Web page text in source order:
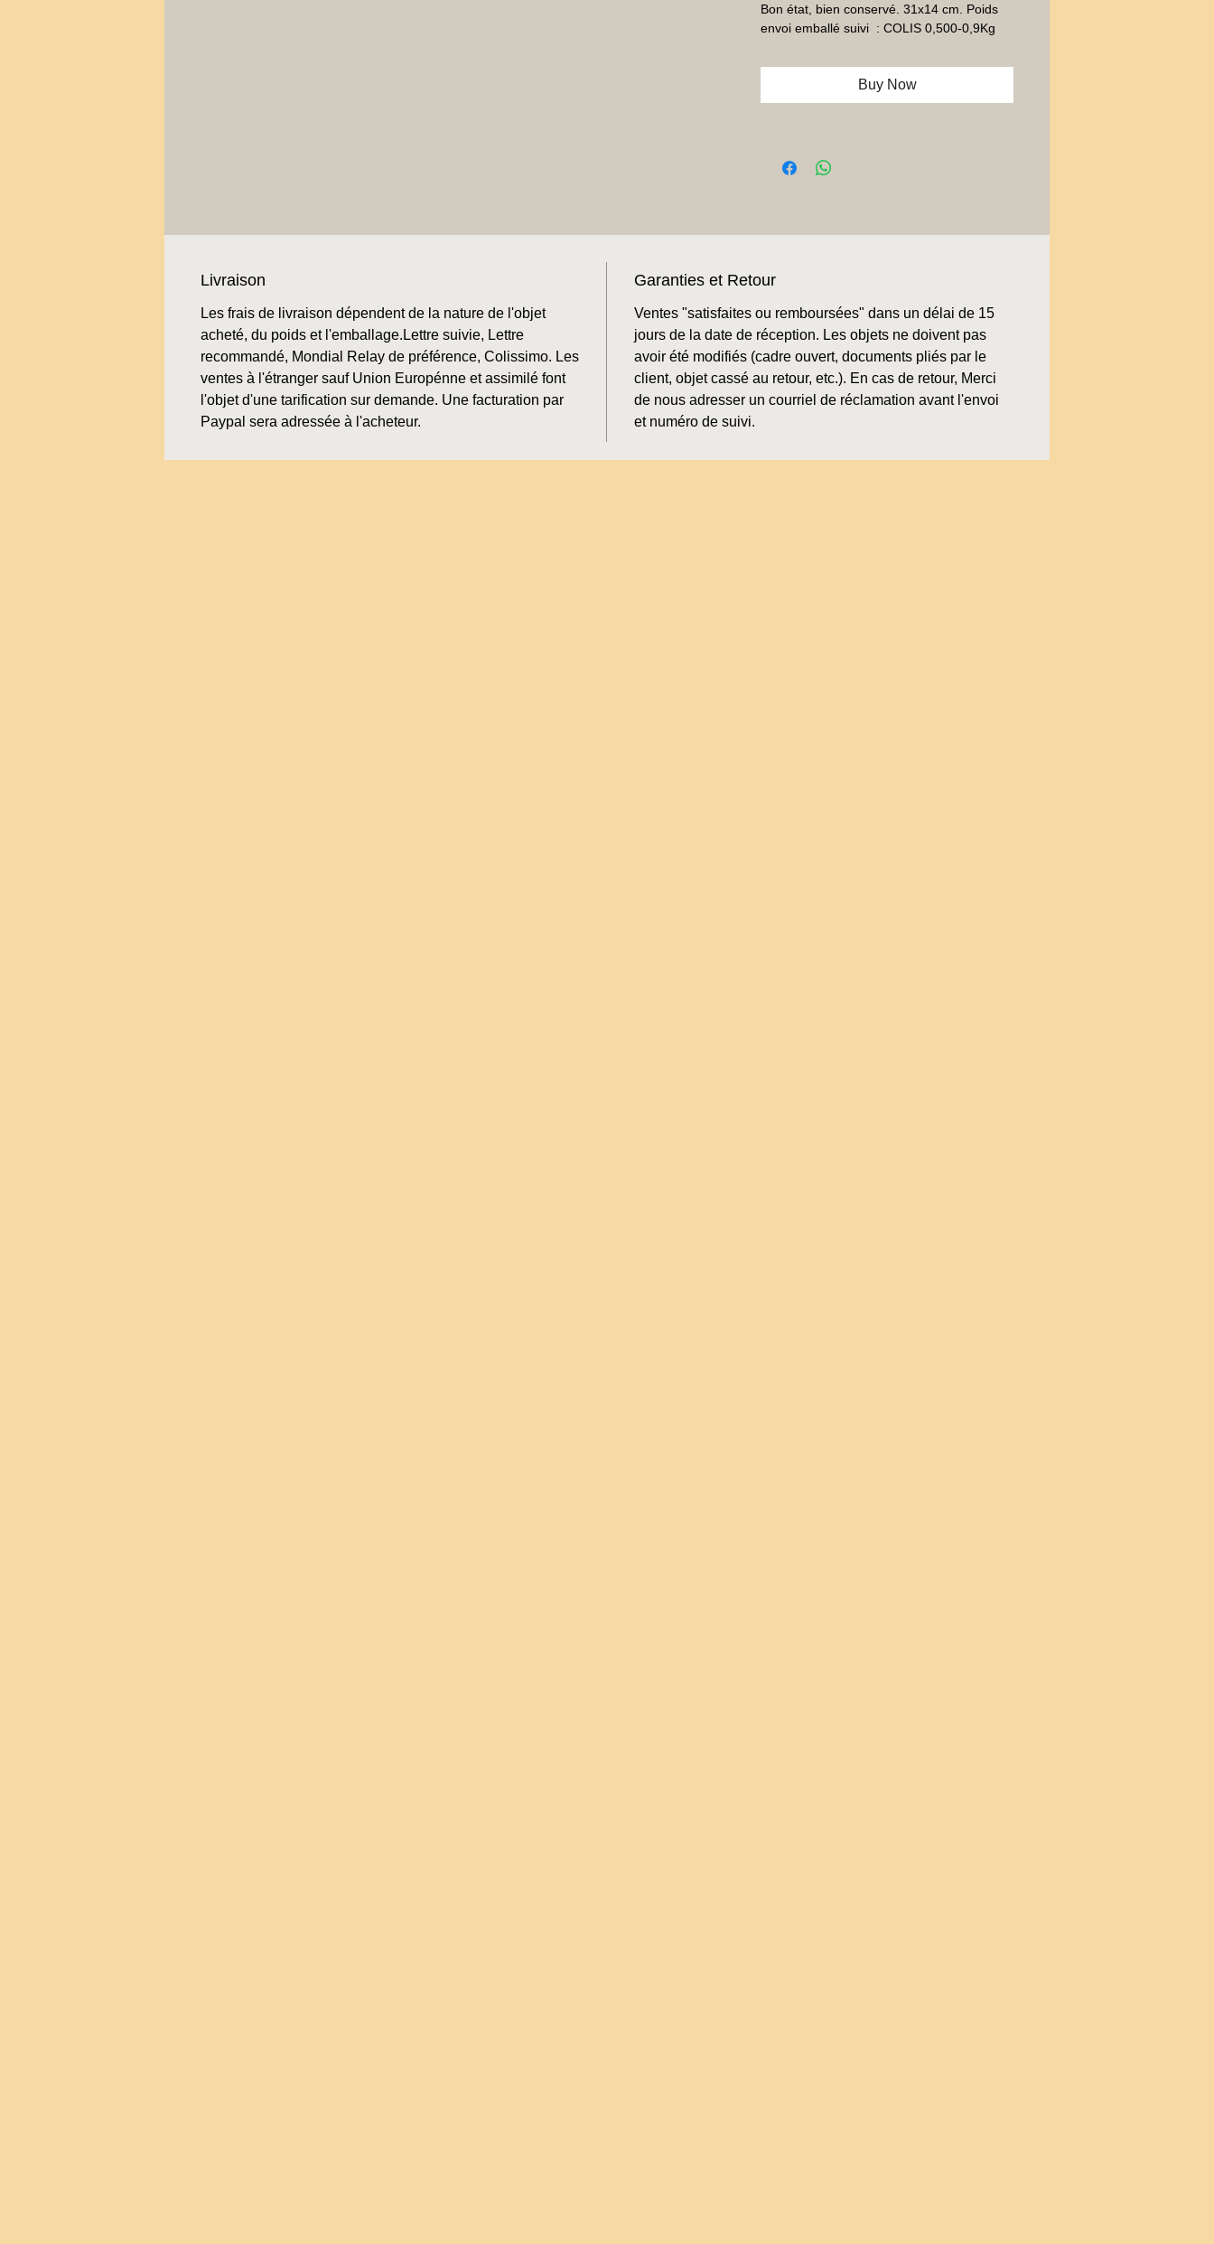
Bon état, bien conservé. 31x14 cm. Poids
envoi emballé suivi  : COLIS 0,500-0,9Kg
Buy Now
Livraison
Les frais de livraison dépendent de la nature de l'objet
acheté, du poids et l'emballage.Lettre suivie, Lettre
recommandé, Mondial Relay de préférence, Colissimo. Les
ventes à l'étranger sauf Union Europénne et assimilé font
l'objet d'une tarification sur demande. Une facturation par
Paypal sera adressée à l'acheteur.
Garanties et Retour
Ventes "satisfaites ou remboursées" dans un délai de 15
jours de la date de réception. Les objets ne doivent pas
avoir été modifiés (cadre ouvert, documents pliés par le
client, objet cassé au retour, etc.). En cas de retour, Merci
de nous adresser un courriel de réclamation avant l'envoi
et numéro de suivi.